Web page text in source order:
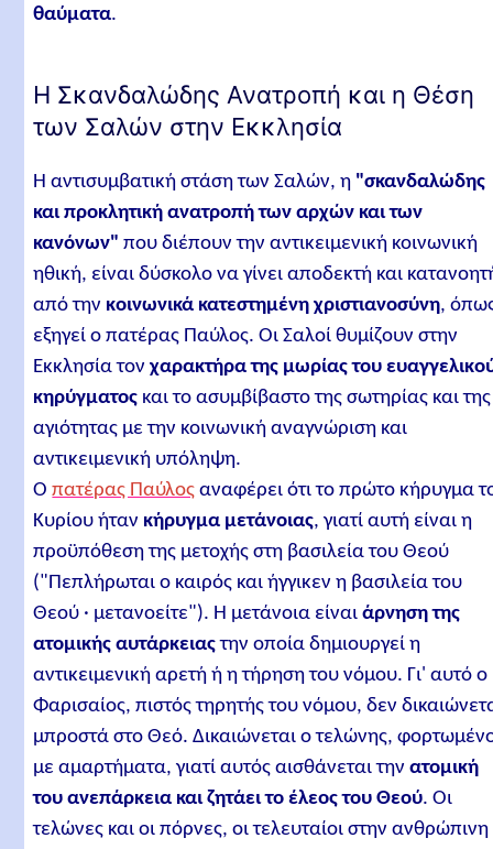
θαύματα.
Η Σκανδαλώδης Ανατροπή και η Θέση
των Σαλών στην Εκκλησία
Η αντισυμβατική στάση των Σαλών, η "σκανδαλώδης
και προκλητική ανατροπή των αρχών και των
κανόνων" που διέπουν την αντικειμενική κοινωνική
ηθική, είναι δύσκολο να γίνει αποδεκτή και
από την κοινωνικά κατεστημένη χριστιανοσύνη,
εξηγεί ο πατέρας Παύλος. Οι Σαλοί θυμίζουν στην
Εκκλησία τονχαρακτήρα της μωρίας του
κηρύγματος και το ασυμβίβαστο της σωτηρίας και της
αγιότητας με την κοινωνική αναγνώριση και
αντικειμενική υπόληψη.
Οπατέρας Παύλος αναφέρει ότι το πρώτο κήρυγμα
Κυρίου ήταν κήρυγμα μετάνοιας, γιατί αυτή είναι η
προϋπόθεση της μετοχής στη βασιλεία του Θεού
("Πεπλήρωται ο καιρός και ήγγικεν η βασιλεία του
Θεού · μετανοείτε"). Η μετάνοια είναιάρνηση της
ατομικής αυτάρκειαςτην οποία δημιουργεί η
αντικειμενική αρετή ή η τήρηση του νόμου. Γι' αυτό ο
Φαρισαίος, πιστός τηρητής του νόμου, δεν
μπροστά στο Θεό. Δικαιώνεται ο τελώνης,
με αμαρτήματα, γιατί αυτός αισθάνεται τηνατομική
του ανεπάρκεια και ζητάει το έλεος του Θεού. Οι
τελώνες και οι πόρνες, οι τελευταίοι στην ανθρώπινη